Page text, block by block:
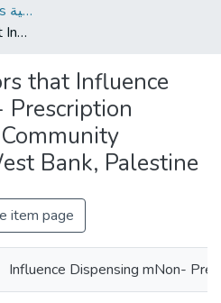
Pharmaceutical Sciences العلوم الصيدلانية
Investigate Factors that Influence Dispensing Non- Prescription Antibiotics from Community Pharmacies in West Bank, Palestine
that Influence
Prescription
Bank, Palestine
item page
Influence Dispensing mNon-